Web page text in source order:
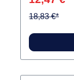
18,83 €*